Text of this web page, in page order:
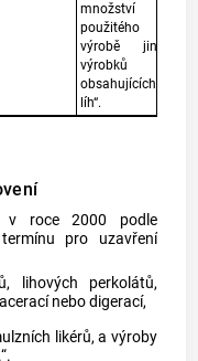
množství lihu
použitého k
výrobě jiných
výrobků
obsahujících
líh“.
v roce 2000 podle
pro uzavření
lihových perkolátů,
nebo digerací,
likérů, a výroby
.“.